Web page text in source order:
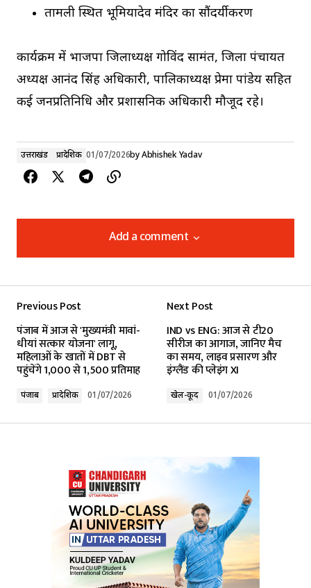
तामली स्थित भूमियादेव मंदिर का सौंदर्यीकरण
कार्यक्रम में भाजपा जिलाध्यक्ष गोविंद सामंत, जिला पंचायत
अध्यक्ष आनंद सिंह अधिकारी, पालिकाध्यक्ष प्रेमा पांडेय सहित
कई जनप्रतिनिधि और प्रशासनिक अधिकारी मौजूद रहे।
उत्तराखंड प्रादेशिक 01/07/2026byAbhishek Yadav
Add a comment
Add a comment
Required fields are marked*
Comment*
Your E-mail*
Submit Comment
Previous Post
पंजाब में आज से 'मुख्यमंत्री मावां-
धीयां सत्कार योजना' लागू,
महिलाओं के खातों में DBT से
पहुंचेंगे ₹1,000 से ₹1,500 प्रतिमाह
पंजाब प्रादेशिक 01/07/2026
Next Post
IND vs ENG: आज से टी20
सीरीज का आगाज, जानिए मैच
का समय, लाइव प्रसारण और
इंग्लैंड की प्लेइंग XI
खेल-कूद 01/07/2026